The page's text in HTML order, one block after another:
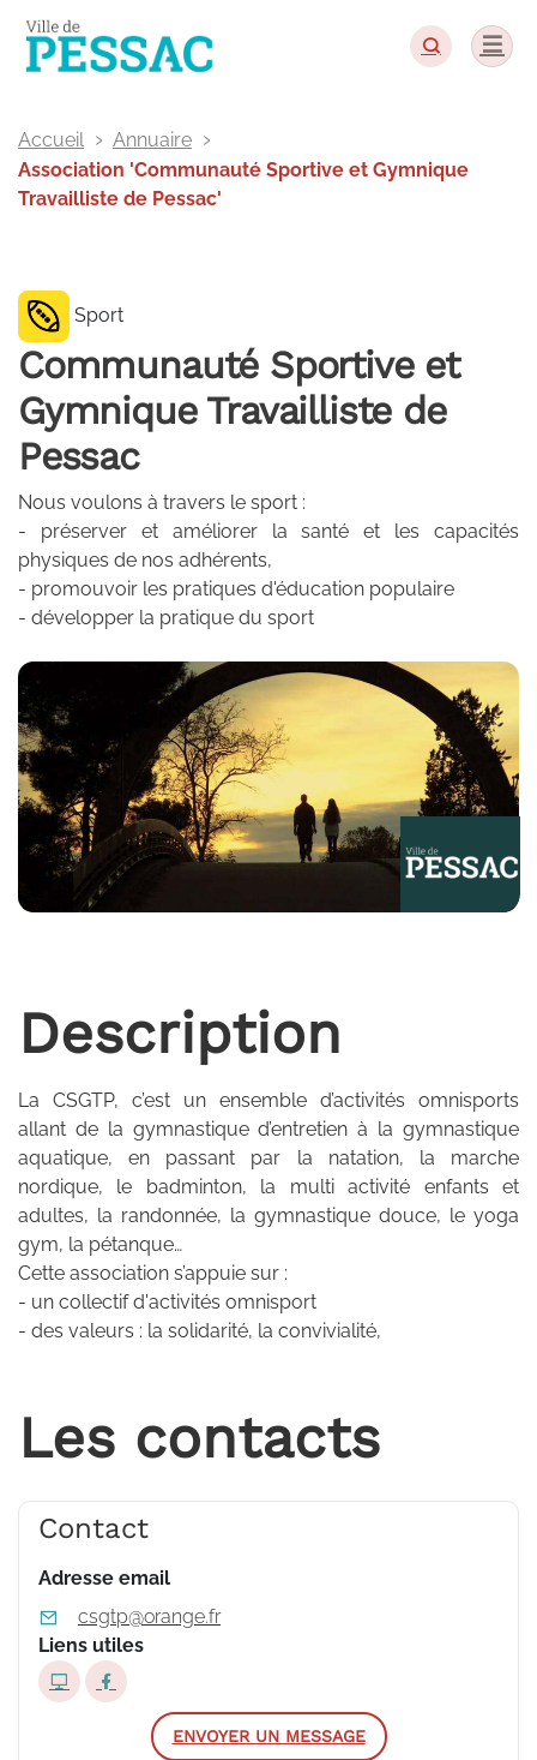
Accueil
Annuaire
Association 'Communauté Sportive et Gymnique
Travailliste de Pessac'
Sport
Communauté Sportive et
Gymnique Travailliste de
Pessac
Nous voulons à travers le sport :
- préserver et améliorer la santé et les capacités
physiques de nos adhérents,
- promouvoir les pratiques d'éducation populaire
- développer la pratique du sport
Description
La CSGTP, c’est un ensemble d’activités omnisports
allant de la gymnastique d’entretien à la gymnastique
aquatique, en passant par la natation, la marche
nordique, le badminton, la multi activité enfants et
adultes, la randonnée, la gymnastique douce, le yoga
gym, la pétanque…
Cette association s’appuie sur :
- un collectif d'activités omnisport
- des valeurs : la solidarité, la convivialité,
Les contacts
Contact
Adresse email
csgtp@orange.fr
Liens utiles
ENVOYER UN MESSAGE
Panneau de gestion des cookies